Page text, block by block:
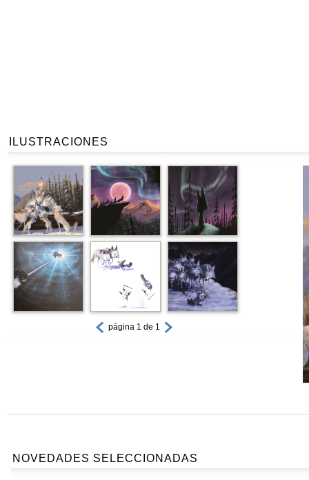
ILUSTRACIONES
página 1 de 1
NOVEDADES SELECCIONADAS